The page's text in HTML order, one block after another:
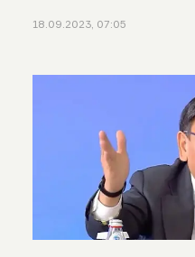
18.09.2023, 07:05